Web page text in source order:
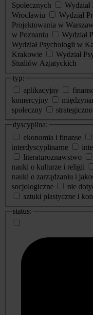
Społecznych
Wrocławiu
Wydział
Projektowania w
w Poznaniu
Wydział
Wydział Psychologii w
Krakowie
Wydział
Studiów Azjatyckich
typ:
aplikacyjny
komercyjny
społeczny
dyscyplina:
ekonomia i finanse
interdyscyplinarne
literaturoznawstwo
nauki o kulturze i religii
nauki o zarządzaniu i
socjologiczne
nie
sztuki plastyczne i
status: